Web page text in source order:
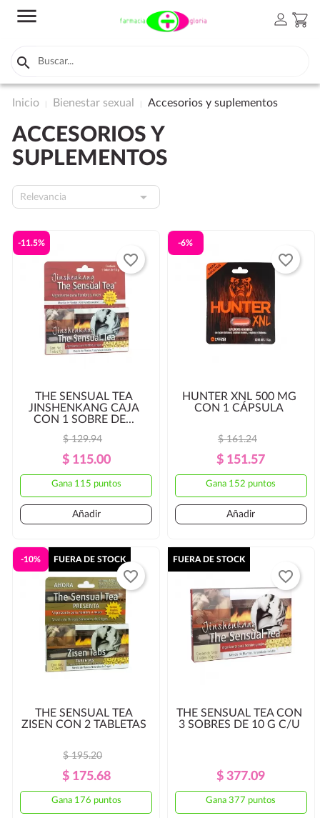
menu person shopping_cart

Inicio Bienestar sexual Accesorios y suplementos
ACCESORIOS Y
SUPLEMENTOS
Relevancia 
THE SENSUAL TEA
JINSHENKANG CAJA
CON 1 SOBRE DE...
Precio
Regular
$ 129.94
Precio
$ 115.00
Gana 115 puntos
-11.5%
Añadir
favorite_border
HUNTER XNL 500 MG
CON 1 CÁPSULA
Precio
Regular
$ 161.24
Precio
$ 151.57
Gana 152 puntos
-6%
Añadir
favorite_border
THE SENSUAL TEA
ZISEN CON 2 TABLETAS
Precio
Regular
$ 195.20
Precio
$ 175.68
Gana 176 puntos
-10% FUERA DE STOCK
favorite_border
THE SENSUAL TEA CON
3 SOBRES DE 10 G C/U
Precio
Regular
Precio
$ 377.09
Gana 377 puntos
FUERA DE STOCK
favorite_border